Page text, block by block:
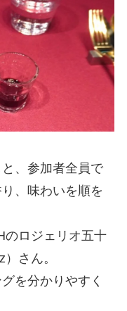
、参加者全員で
、味わいを順を
のロジェリオ五十
さん。
を分かりやすく